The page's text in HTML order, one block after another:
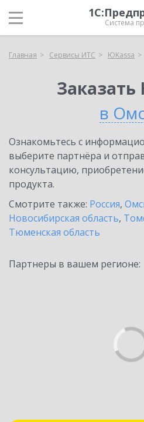
Система
Главная Сервисы ИТС ЮKassa
Заказать
в
Ознакомьтесь с
выберите партнёра и
консультацию,
продукта.
Смотрите также: Россия,
Новосибирская область,
Тюменская область
Партнеры в вашем регионе: